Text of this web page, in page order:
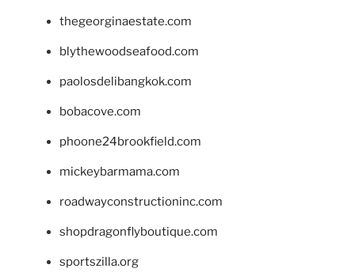
thegeorginaestate.com
blythewoodseafood.com
paolosdelibangkok.com
bobacove.com
phoone24brookfield.com
mickeybarmama.com
roadwayconstructioninc.com
shopdragonflyboutique.com
sportszilla.org